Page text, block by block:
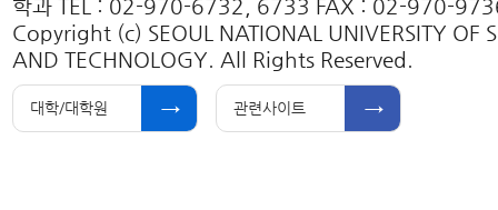
학과 TEL : 02-970-6732, 6733 FAX : 02-970-
Copyright (c) SEOUL NATIONAL UNIVERSITY OF
AND TECHNOLOGY. All Rights Reserved.
대학/대학원 관련사이트